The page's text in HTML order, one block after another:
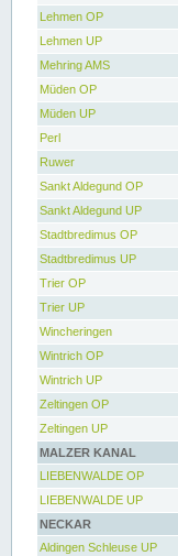
Lehmen OP
Lehmen UP
Mehring AMS
Müden OP
Müden UP
Perl
Ruwer
Sankt Aldegund OP
Sankt Aldegund UP
Stadtbredimus OP
Stadtbredimus UP
Trier OP
Trier UP
Wincheringen
Wintrich OP
Wintrich UP
Zeltingen OP
Zeltingen UP
MALZER KANAL
LIEBENWALDE OP
LIEBENWALDE UP
NECKAR
Aldingen Schleuse UP